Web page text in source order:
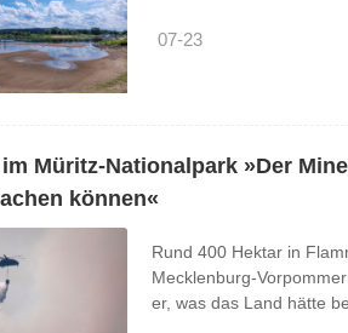
07-23
Müritz-Nationalpark »Der
können«
Rund 400 Hektar in
Mecklenburg-
er, was das Land hätte